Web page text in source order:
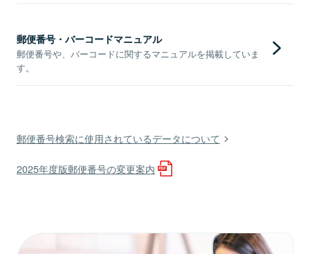
郵便番号・バーコードマニュアル
郵便番号や、バーコードに関するマニュアルを掲載していま
す。
郵便番号検索に使用されているデータについて
2025年度版郵便番号の変更案内